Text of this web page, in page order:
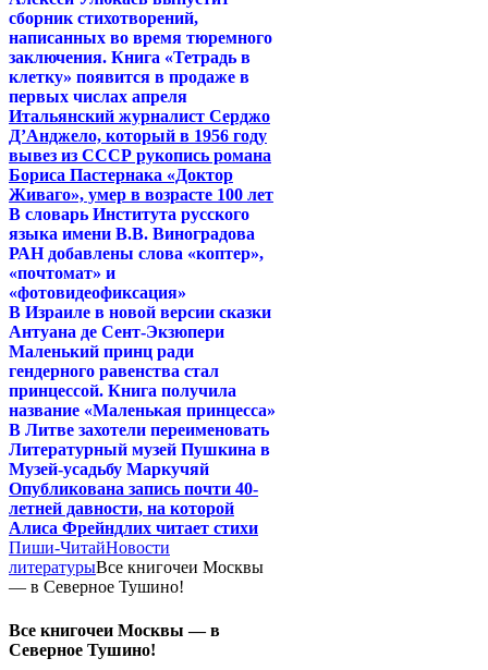
сборник стихотворений,
написанных во время тюремного
заключения. Книга «Тетрадь в
клетку» появится в продаже в
первых числах апреля
Итальянский журналист Серджо
Д’Анджело, который в 1956 году
вывез из СССР рукопись романа
Бориса Пастернака «Доктор
Живаго», умер в возрасте 100 лет
В словарь Института русского
языка имени В.В. Виноградова
РАН добавлены слова «коптер»,
«почтомат» и
«фотовидеофиксация»
В Израиле в новой версии сказки
Антуана де Сент-Экзюпери
Маленький принц ради
гендерного равенства стал
принцессой. Книга получила
название «Маленькая принцесса»
В Литве захотели переименовать
Литературный музей Пушкина в
Музей-усадьбу Маркучяй
Опубликована запись почти 40-
летней давности, на которой
Алиса Фрейндлих читает стихи
Пиши-ЧитайНовости
литературыВсе книгочеи Москвы
— в Северное Тушино!
Все книгочеи Москвы — в
Северное Тушино!